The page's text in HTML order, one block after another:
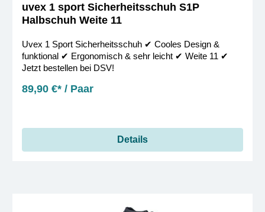
uvex 1 sport Sicherheitsschuh S1P
Halbschuh Weite 11
Uvex 1 Sport Sicherheitsschuh ✔︎ Cooles Design &
funktional ✔︎ Ergonomisch & sehr leicht ✔︎ Weite 11 ✔︎
Jetzt bestellen bei DSV!
89,90 €* / Paar
Details